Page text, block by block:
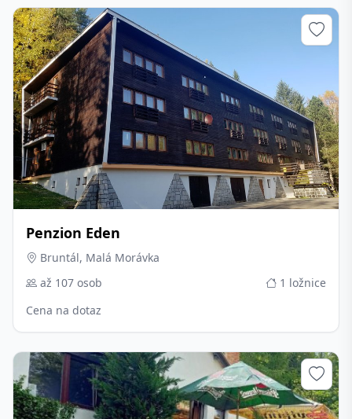
Penzion Eden
Bruntál, Malá Morávka
až 107 osob
1 ložnice
Cena na dotaz